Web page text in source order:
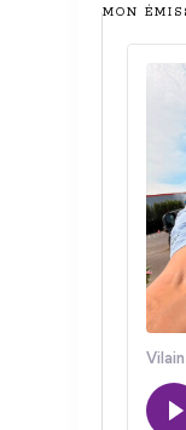
MON